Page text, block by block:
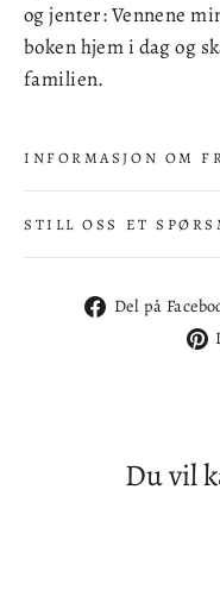
og jenter: Vennene
boken hjem i dag og
familien.
INFORMASJON OM
STILL OSS ET
Del på
Du vil